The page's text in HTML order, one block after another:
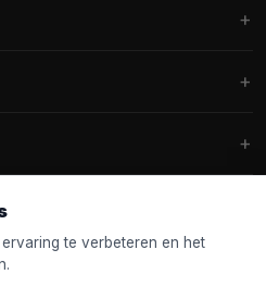
te verbeteren en het